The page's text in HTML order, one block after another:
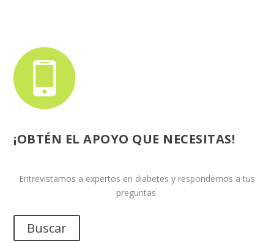
¡OBTÉN EL APOYO QUE NECESITAS!
Entrevistamos a expertos en diabetes y respondemos a tus
preguntas.
Buscar